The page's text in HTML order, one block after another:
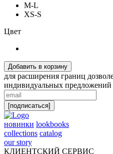
M-L
XS-S
Цвет
Добавить в корзину
для расширения границ
индивидуальных предложений
[подписаться]
новинки lookbooks
collections catalog
our story
КЛИЕНТСКИЙ СЕРВИС